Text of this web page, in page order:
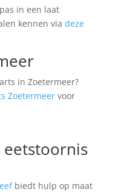
in een laat
kennen via deze
in Zoetermeer?
Zoetermeervoor
eetstoornis
biedt hulp op maat